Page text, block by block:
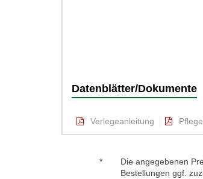
Datenblätter/Dokumente
Verlegeanleitung
*
Die angegebenen
Bestellungen ggf.